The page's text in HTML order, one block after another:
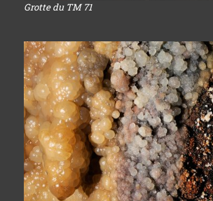
Grotte du TM 71